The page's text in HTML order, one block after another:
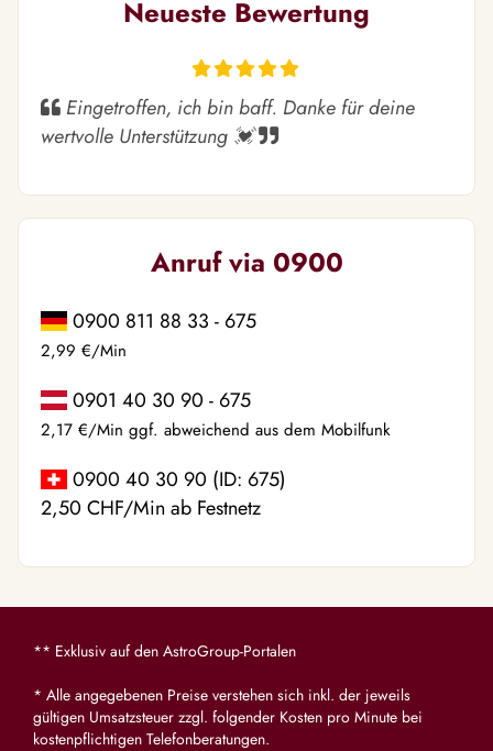
Neueste Bewertung
Eingetroffen, ich bin baff. Danke für deine
wertvolle Unterstützung 💓
Anruf via 0900
0900 811 88 33 - 675
2,99 €/Min
0901 40 30 90 - 675
2,17 €/Min ggf. abweichend aus dem Mobilfunk
0900 40 30 90 (ID: 675)
2,50 CHF/Min ab Festnetz
** Exklusiv auf den AstroGroup-Portalen
* Alle angegebenen Preise verstehen sich inkl. der jeweils
gültigen Umsatzsteuer zzgl. folgender Kosten pro Minute bei
kostenpflichtigen Telefonberatungen.